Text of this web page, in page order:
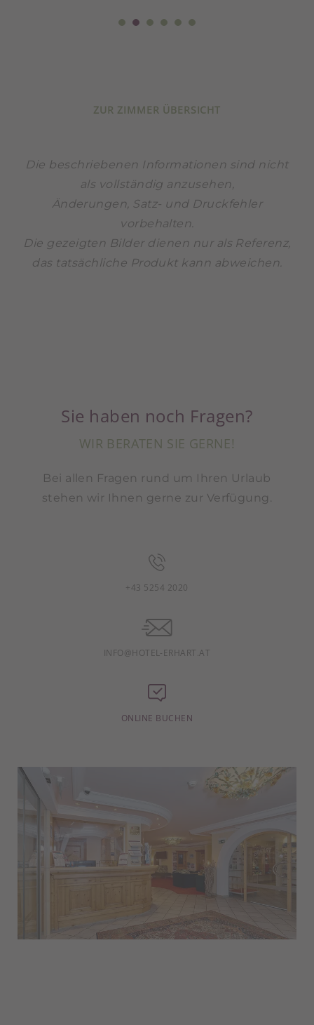
ZUR ZIMMER ÜBERSICHT
Die beschriebenen Informationen sind nicht
als vollständig anzusehen,
Änderungen, Satz- und Druckfehler
vorbehalten.
Die gezeigten Bilder dienen nur als Referenz,
das tatsächliche Produkt kann abweichen.
Sie haben noch Fragen?
WIR BERATEN SIE GERNE!
Bei allen Fragen rund um Ihren Urlaub
stehen wir Ihnen gerne zur Verfügung.
+43 5254 2020
INFO@HOTEL-ERHART.AT
ONLINE BUCHEN